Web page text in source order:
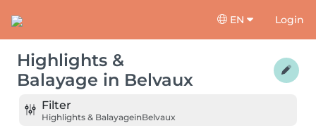
EN Login
Highlights &
Balayage in Belvaux
Filter
Highlights & BalayageinBelvaux